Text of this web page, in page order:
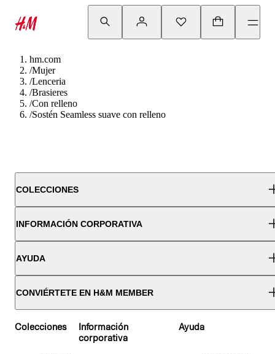
hm.com
/Mujer
/Lenceria
/Brasieres
/Con relleno
/Sostén Seamless suave con relleno
COLECCIONES
INFORMACIÓN CORPORATIVA
AYUDA
CONVIÉRTETE EN H&M MEMBER
Colecciones
Información
corporativa
Ayuda